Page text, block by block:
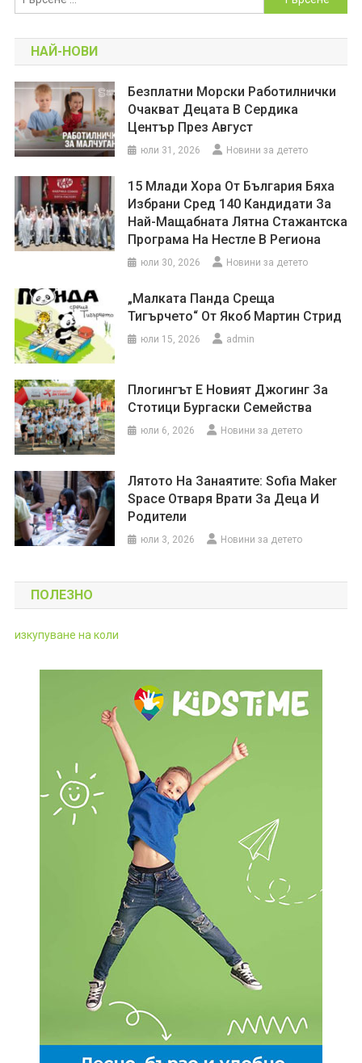
за:
НАЙ-НОВИ
Безплатни Морски Работилнички
Очакват Децата В Сердика
Център През Август
юли 31, 2026 Новини за детето
15 Млади Хора От България Бяха
Избрани Сред 140 Кандидати За
Най-Мащабната Лятна Стажантска
Програма На Нестле В Региона
юли 30, 2026 Новини за детето
„Малката Панда Среща
Тигърчето“ От Якоб Мартин Стрид
юли 15, 2026 admin
Плогингът Е Новият Джогинг За
Стотици Бургаски Семейства
юли 6, 2026 Новини за детето
Лятото На Занаятите: Sofia Maker
Space Отваря Врати За Деца И
Родители
юли 3, 2026 Новини за детето
ПОЛЕЗНО
изкупуване на коли